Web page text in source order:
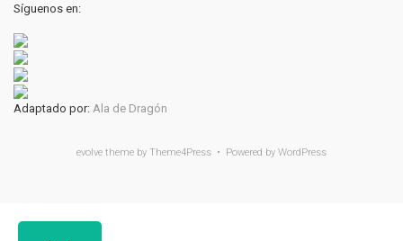
Síguenos en:
Adaptado por: Ala de Dragón
evolve theme by Theme4Press • Powered by WordPress